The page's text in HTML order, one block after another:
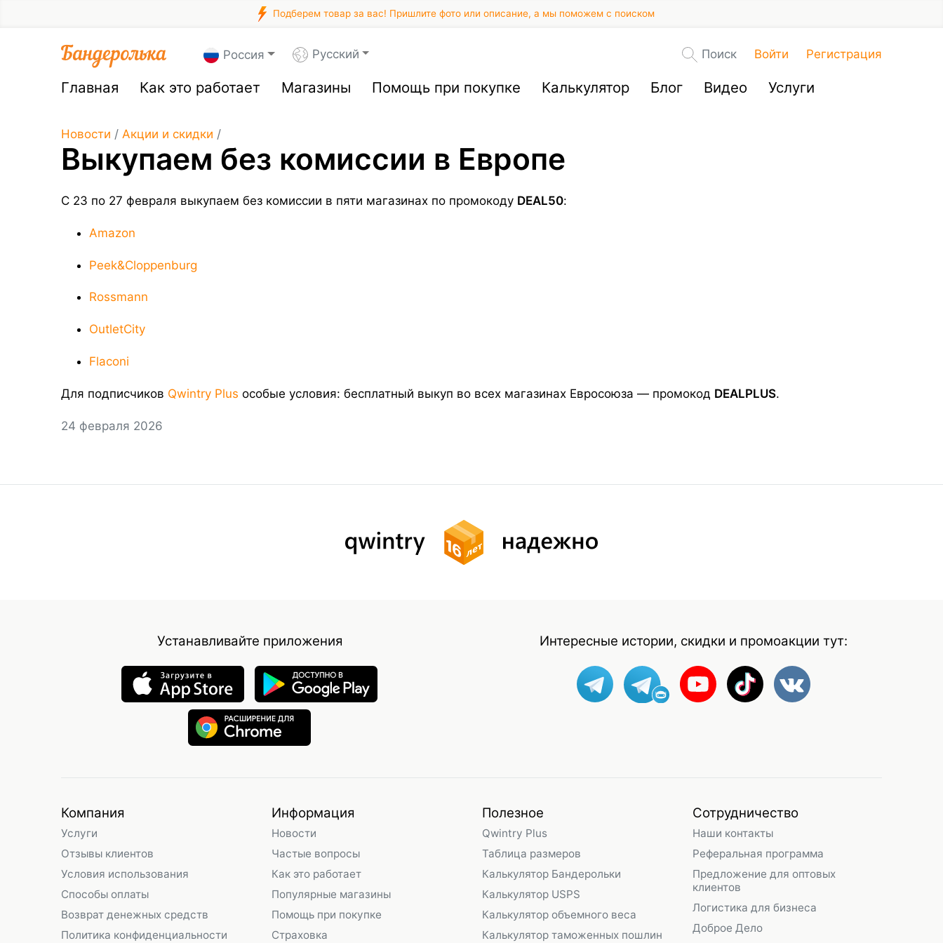
Подберем товар за вас! Пришлите фото или описание, а мы поможем с поиском
Россия Русский Поиск Войти Регистрация
Главная Как это работает Магазины Помощь при покупке Калькулятор Блог Видео Услуги
Новости / Акции и скидки /
Выкупаем без комиссии в Европе
С 23 по 27 февраля выкупаем без комиссии в пяти магазинах по промокоду DEAL50:
Amazon
Peek&Cloppenburg
Rossmann
OutletCity
Flaconi
Для подписчиков Qwintry Plus особые условия: бесплатный выкуп во всех магазинах Евросоюза — промокод DEALPLUS.
24 февраля 2026
Устанавливайте приложения Интересные истории, скидки и промоакции тут:
Компания
Услуги
Отзывы клиентов
Условия использования
Способы оплаты
Возврат денежных средств
Политика конфиденциальности
Информация
Новости
Частые вопросы
Как это работает
Популярные магазины
Помощь при покупке
Страховка
Полезное
Qwintry Plus
Таблица размеров
Калькулятор Бандерольки
Калькулятор USPS
Калькулятор объемного веса
Калькулятор таможенных пошлин
Сотрудничество
Наши контакты
Реферальная программа
Предложение для оптовых
клиентов
Логистика для бизнеса
Доброе Дело